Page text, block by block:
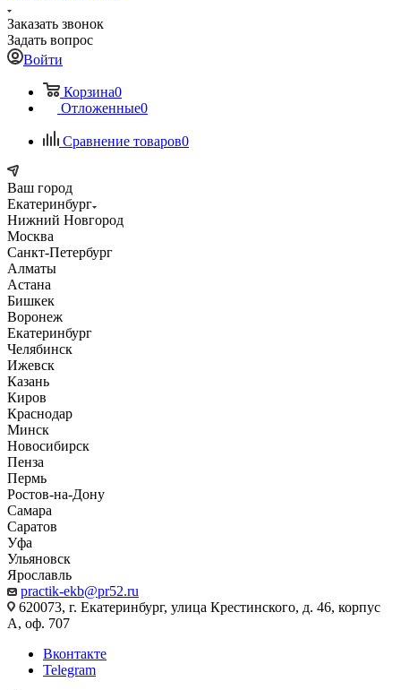
Заказать звонок
Задать вопрос
Войти
Корзина0
Отложенные0
Сравнение товаров0
Ваш город
Екатеринбург
Нижний Новгород
Москва
Санкт-Петербург
Алматы
Астана
Бишкек
Воронеж
Екатеринбург
Челябинск
Ижевск
Казань
Киров
Краснодар
Минск
Новосибирск
Пенза
Пермь
Ростов-на-Дону
Самара
Саратов
Уфа
Ульяновск
Ярославль
practik-ekb@pr52.ru
620073, г. Екатеринбург, улица Крестинского, д. 46, корпус
А, оф. 707
Вконтакте
Telegram